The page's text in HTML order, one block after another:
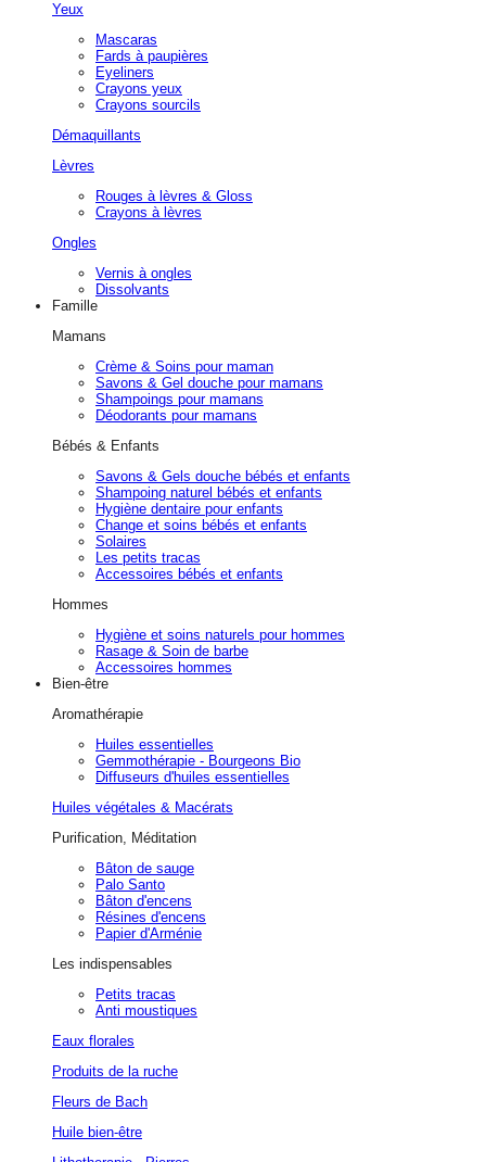
Yeux
Mascaras
Fards à paupières
Eyeliners
Crayons yeux
Crayons sourcils
Démaquillants
Lèvres
Rouges à lèvres & Gloss
Crayons à lèvres
Ongles
Vernis à ongles
Dissolvants
Famille
Mamans
Crème & Soins pour maman
Savons & Gel douche pour mamans
Shampoings pour mamans
Déodorants pour mamans
Bébés & Enfants
Savons & Gels douche bébés et enfants
Shampoing naturel bébés et enfants
Hygiène dentaire pour enfants
Change et soins bébés et enfants
Solaires
Les petits tracas
Accessoires bébés et enfants
Hommes
Hygiène et soins naturels pour hommes
Rasage & Soin de barbe
Accessoires hommes
Bien-être
Aromathérapie
Huiles essentielles
Gemmothérapie - Bourgeons Bio
Diffuseurs d'huiles essentielles
Huiles végétales & Macérats
Purification, Méditation
Bâton de sauge
Palo Santo
Bâton d'encens
Résines d'encens
Papier d'Arménie
Les indispensables
Petits tracas
Anti moustiques
Eaux florales
Produits de la ruche
Fleurs de Bach
Huile bien-être